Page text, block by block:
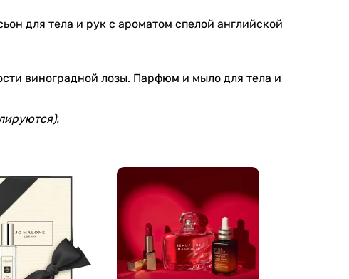
для тела и рук с ароматом спелой английской
виноградной лозы. Парфюм и мыло для тела и